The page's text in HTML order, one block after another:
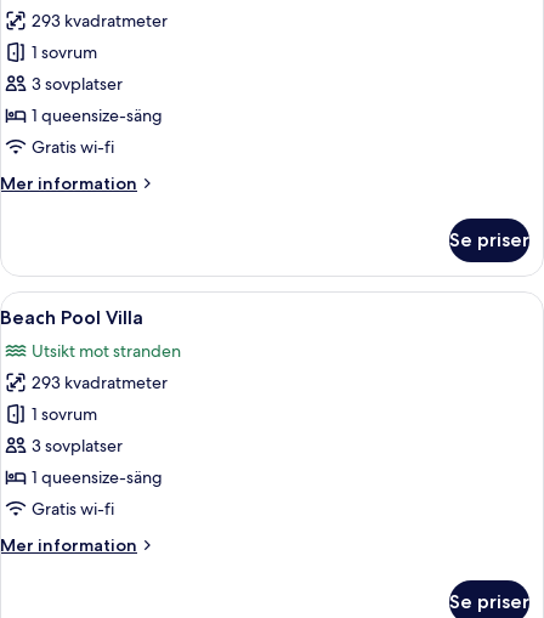
Pools
för
Deluxe
Beach
Pool
Villa
293 kvadratmeter
1 sovrum
3 sovplatser
1 queensize-säng
Gratis wi-fi
Mer information
Mer
Beach
Pool
Villa
Se priser
Öppna
alla
foton
för
Beach
Pool
Villa
Ett modernt område vid poolen
6
Beach Pool Villa
Utsikt mot stranden
293 kvadratmeter
1 sovrum
3 sovplatser
1 queensize-säng
Gratis wi-fi
Mer information
Mer
Se priser